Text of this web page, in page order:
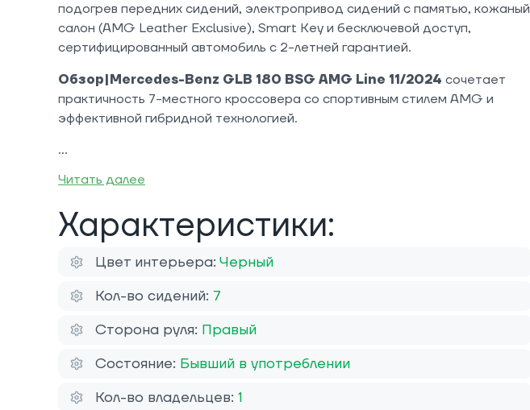
подогрев передних сидений, электропривод сидений с памятью, кожаный
салон (AMG Leather Exclusive), Smart Key и бесключевой доступ,
сертифицированный автомобиль с 2-летней гарантией.
Обзор|Mercedes-Benz GLB 180 BSG AMG Line 11/2024 сочетает
практичность 7-местного кроссовера со спортивным стилем AMG и
эффективной гибридной технологией.
Читать далее
Характеристики:
Цвет интерьера: Черный
Кол-во сидений: 7
Сторона руля: Правый
Состояние: Бывший в употреблении
Кол-во владельцев: 1